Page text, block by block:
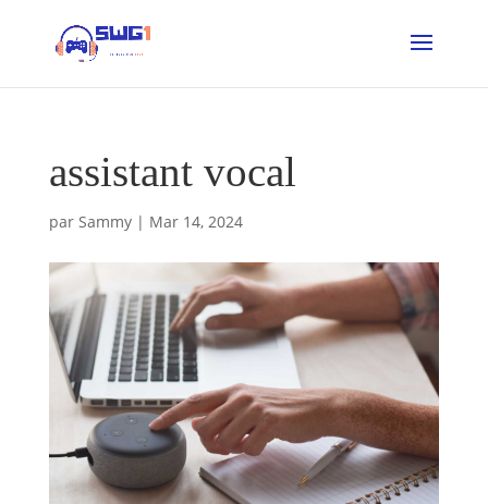
assistant vocal
par Sammy| Mar 14, 2024